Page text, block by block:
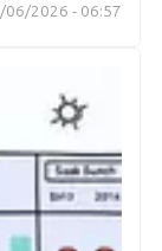
06/2026 - 06:57